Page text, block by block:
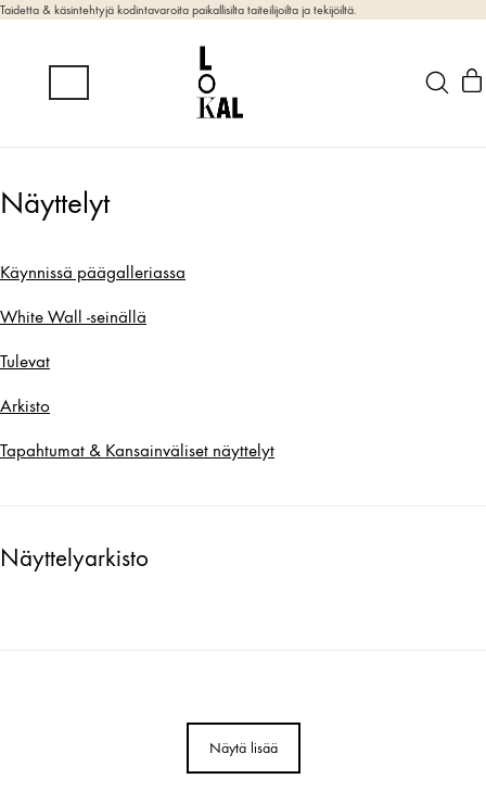
Taidetta & käsintehtyjä kodintavaroita paikallisilta taiteilijoilta ja tekijöiltä.
Näyttelyt
Käynnissä päägalleriassa
White Wall -seinällä
Tulevat
Arkisto
Tapahtumat & Kansainväliset näyttelyt
Näyttelyarkisto
Näytä lisää